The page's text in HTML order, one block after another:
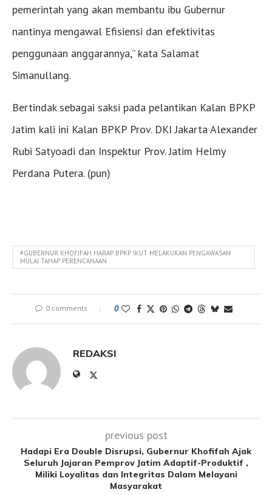
pemerintah yang akan membantu ibu Gubernur
nantinya mengawal Efisiensi dan efektivitas
penggunaan anggarannya,” kata Salamat
Simanullang.
Bertindak sebagai saksi pada pelantikan Kalan BPKP
Jatim kali ini Kalan BPKP Prov. DKI Jakarta Alexander
Rubi Satyoadi dan Inspektur Prov. Jatim Helmy
Perdana Putera. (pun)
#GUBERNUR KHOFIFAH HARAP BPKP IKUT MELAKUKAN PENGAWASAN
MULAI TAHAP PERENCANAAN
0 comments 0
REDAKSI
previous post
Hadapi Era Double Disrupsi, Gubernur Khofifah Ajak
Seluruh Jajaran Pemprov Jatim Adaptif-Produktif ,
Miliki Loyalitas dan Integritas Dalam Melayani
Masyarakat